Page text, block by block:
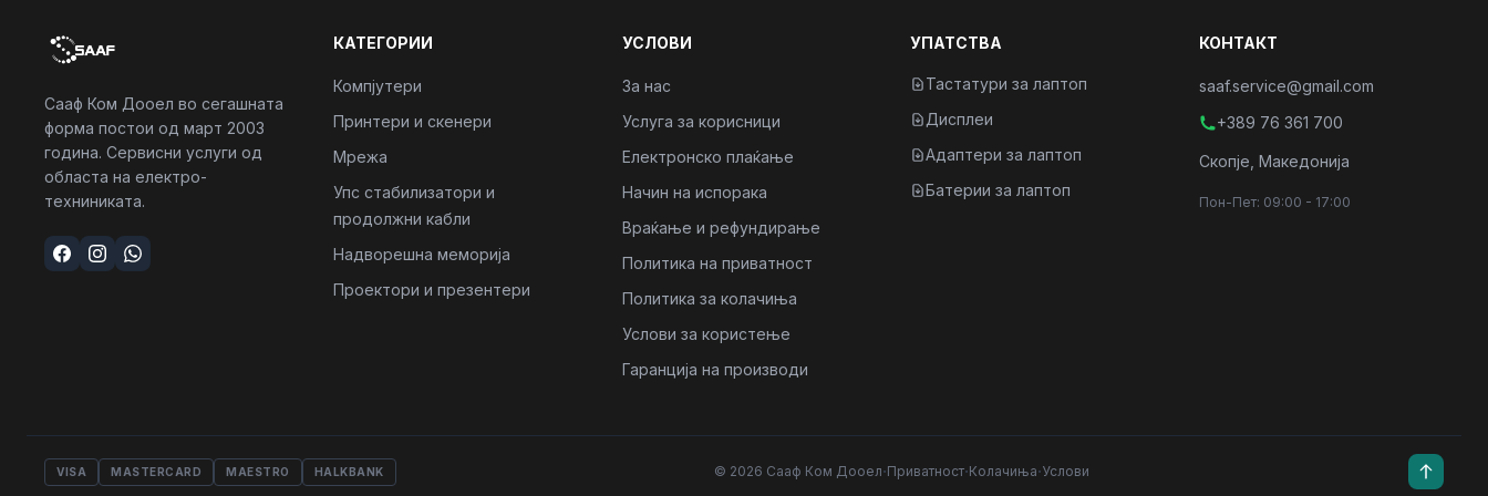
Сааф Ком Дооел во сегашната
форма постои од март 2003
година. Сервисни услуги од
областа на електро-
техниниката.
КАТЕГОРИИ
Компјутери
Принтери и скенери
Мрежа
Упс стабилизатори и
продолжни кабли
Надворешна меморија
Проектори и презентери
УСЛОВИ
За нас
Услуга за корисници
Електронско плаќање
Начин на испорака
Враќање и рефундирање
Политика на приватност
Политика за колачиња
Услови за користење
Гаранција на производи
УПАТСТВА
Тастатури за лаптоп
Дисплеи
Адаптери за лаптоп
Батерии за лаптоп
КОНТАКТ
saaf.service@gmail.com
+389 76 361 700
Скопје, Македонија
Пон-Пет: 09:00 - 17:00
VISA MASTERCARD MAESTRO HALKBANK © 2026 Сааф Ком Дооел·Приватност·Колачиња·Услови